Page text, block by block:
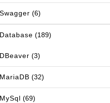
Swagger (6)
Database (189)
DBeaver (3)
MariaDB (32)
MySql (69)